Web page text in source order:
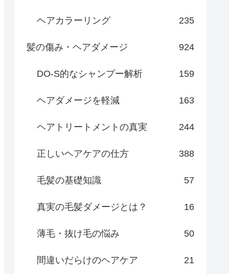
ヘアカラーリング 235
髪の傷み・ヘアダメージ 924
DO-S的なシャンプー解析 159
ヘアダメージを軽減 163
ヘアトリートメントの真実 244
正しいヘアケアの仕方 388
毛髪の基礎知識 57
真実の毛髪ダメージとは？ 16
薄毛・抜け毛の悩み 50
間違いだらけのヘアケア 21